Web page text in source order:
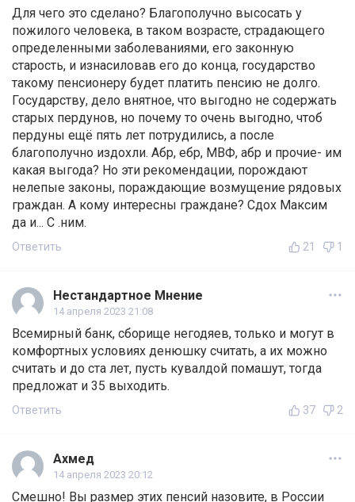
Для чего это сделано? Благополучно высосать у
пожилого человека, в таком возрасте, страдающего
определенными заболеваниями, его законную
старость, и изнасиловав его до конца, государство
такому пенсионеру будет платить пенсию не долго.
Государству, дело внятное, что выгодно не содержать
старых пердунов, но почему то очень выгодно, чтоб
пердуны ещё пять лет потрудились, а после
благополучно издохли. Абр, ебр, МВФ, абр и прочие- им
какая выгода? Но эти рекомендации, порождают
нелепые законы, пораждающие возмущение рядовых
граждан. А кому интересны граждане? Сдох Максим
да и... С .ним.
Ответить 21 1
Нестандартное Мнение
14 апреля 2023 21:08
Всемирный банк, сборище негодяев, только и могут в
комфортных условиях денюшку считать, а их можно
считать и до ста лет, пусть кувалдой помашут, тогда
предложат и 35 выходить.
Ответить 37 2
Ахмед
14 апреля 2023 20:12
Смешно! Вы размер этих пенсий назовите, в России